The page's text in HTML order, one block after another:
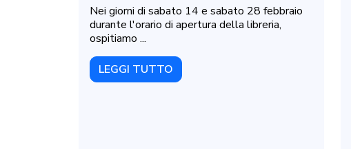
Nei giorni di sabato 14 e sabato 28 febbraio
durante l'orario di apertura della libreria,
ospitiamo ...
LEGGI TUTTO